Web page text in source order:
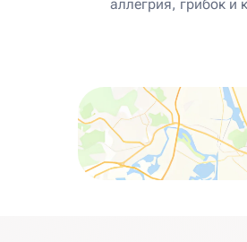
аллегрия, грибок и